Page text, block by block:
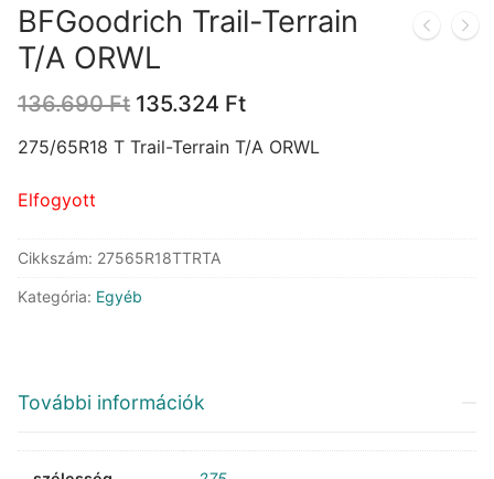
BFGoodrich Trail-Terrain
T/A ORWL
136.690Ft Original
was:
135.324 FtCurrent
is:
275/65R18 T Trail-Terrain T/A ORWL
Elfogyott
Cikkszám: 27565R18TTRTA
Kategória: Egyéb
További információk